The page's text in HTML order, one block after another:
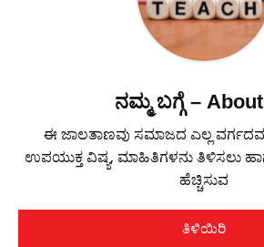
ನಮ್ಮ ಬಗ್ಗೆ –
ಈ ಜಾಲತಾಣವು ಸಮಾಜದ ಎಲ್ಲ
ಉಪಯುಕ್ತ ವಿಷ್ಯ, ಮಾಹಿತಿಗಳನು ತಿಳಿಸಲು
ಹೆಚ್ಚಿಸುವ
ತಿಳಿಯಿರಿ